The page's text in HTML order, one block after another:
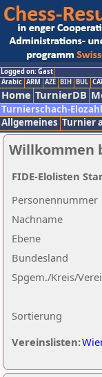
Logged on: Gast
Arabic ARM AZE BIH BUL
Home TurnierDB
Turnierschach-Elozahl
Allgemeines Turnier
Willkommen
Nachname
Ebene
Sortierung
Personennummer
Bundesland
Spgem./Kreis/
Vereinslisten:
FIDE-Elolisten